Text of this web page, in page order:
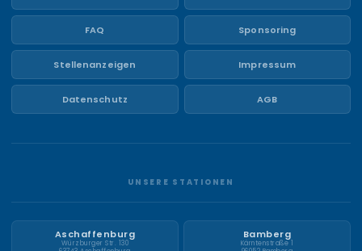
FAQ Sponsoring
Stellenanzeigen Impressum
Datenschutz AGB
UNSERE STATIONEN
Aschaffenburg
Würzburger Str. 130
Bamberg
Kärntenstraße 1